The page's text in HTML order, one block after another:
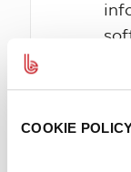
COOKIE